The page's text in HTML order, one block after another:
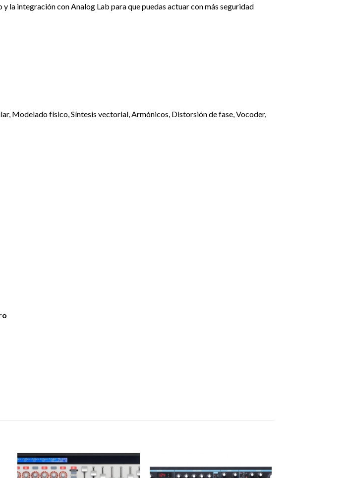
la integración con Analog Lab para que puedas actuar con más seguridad
Modelado físico, Síntesis vectorial, Armónicos, Distorsión de fase, Vocoder,